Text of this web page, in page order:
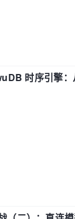
时序引擎